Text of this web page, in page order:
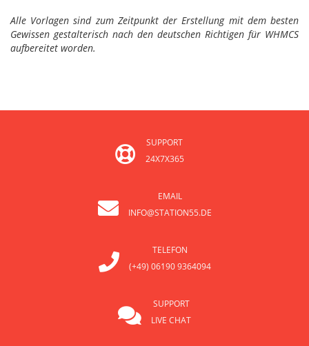
Alle Vorlagen sind zum Zeitpunkt der Erstellung mit dem besten
Gewissen gestalterisch nach den deutschen Richtigen für WHMCS
aufbereitet worden.
SUPPORT
24X7X365
EMAIL
INFO@STATION55.DE
TELEFON
(+49) 06190 9364094
SUPPORT
LIVE CHAT